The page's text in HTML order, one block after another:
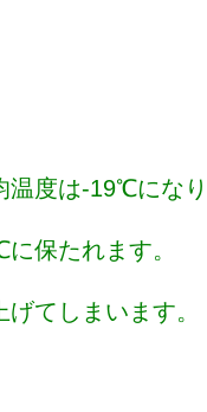
度は-19℃になり
保たれます。
てしまいます。